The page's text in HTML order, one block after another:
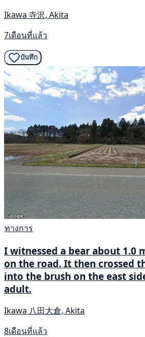
Ikawa 寺沢, Akita
7เดือนที่แล้ว
บันทึก
ทางการ
I witnessed a bear about 1.0
on the road. It then crossed
into the brush on the east
adult.
Ikawa 八田大倉, Akita
8เดือนที่แล้ว